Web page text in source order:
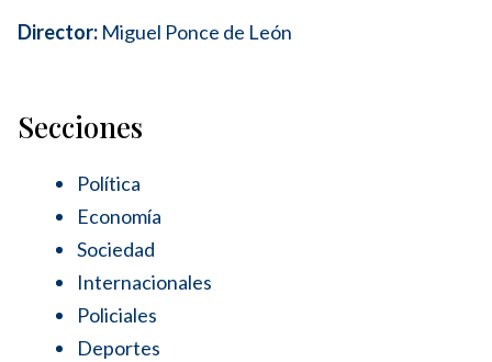
Director: Miguel Ponce de León
Secciones
Política
Economía
Sociedad
Internacionales
Policiales
Deportes